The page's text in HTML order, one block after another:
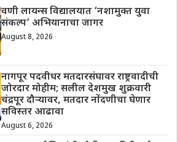
वणी लायन्स विद्यालयात ‘नशामुक्त युवा
संकल्प’ अभियानाचा जागर
August 8, 2026
नागपूर पदवीधर मतदारसंघावर राष्ट्रवादीची
जोरदार मोहीम; सलील देशमुख शुक्रवारी
चंद्रपूर दौऱ्यावर, मतदार नोंदणीचा घेणार
सविस्तर आढावा
August 6, 2026